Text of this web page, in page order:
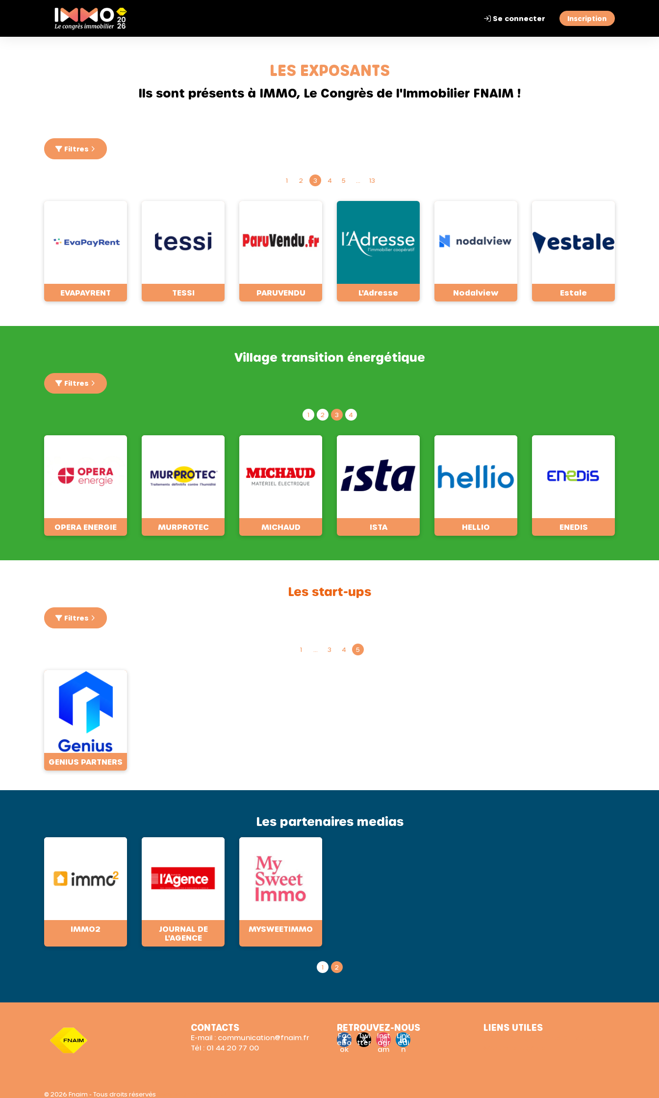
Se connecter Inscription
LES EXPOSANTS
Ils sont présents à IMMO, Le Congrès de l'Immobilier FNAIM !
Filtres
1 2 3 4 5 13
EVAPAYRENT TESSI PARUVENDU L'Adresse Nodalview Estale
Village transition énergétique
Filtres
1 2 3 4
OPERA ENERGIE MURPROTEC MICHAUD ISTA HELLIO ENEDIS
Les start-ups
Filtres
1 3 4 5
GENIUS PARTNERS
Les partenaires medias
IMMO2
JOURNAL DE
L'AGENCE
MYSWEETIMMO
1 2
CONTACTS
E-mail : communication@fnaim.fr
Tél : 01 44 20 77 00
RETROUVEZ-NOUS
Fac
ebo
ok
Twi
tter
Inst
agr
am
Link
edi
n
LIENS UTILES
© 2026 Fnaim - Tous droits réservés